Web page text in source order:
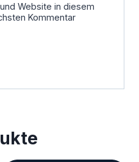
Website in diesem
Kommentar